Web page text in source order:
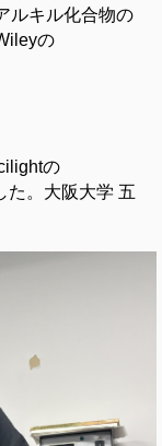
ルキル化合物の
の
の
た。大阪大学 五